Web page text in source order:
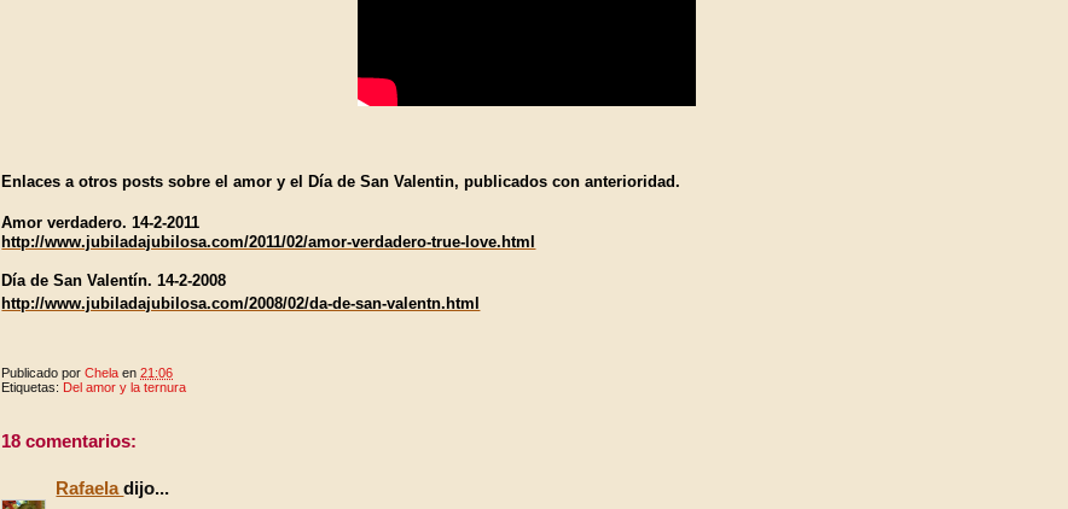
Enlaces a otros posts sobre el amor y el Día de San Valentin, publicados con anterioridad.
Amor verdadero. 14-2-2011
http://www.jubiladajubilosa.com/2011/02/amor-verdadero-true-love.html
Día de San Valentín. 14-2-2008
http://www.jubiladajubilosa.com/2008/02/da-de-san-valentn.html
Publicado porChela en21:06
Etiquetas: Del amor y la ternura
18 comentarios:
Rafaeladijo...